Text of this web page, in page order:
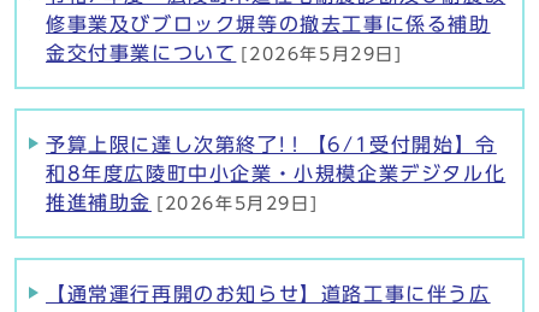
修事業及びブロック塀等の撤去工事に係る補助
金交付事業について
[2026年5月29日]
予算上限に達し次第終了!！【6/1受付開始】令
和8年度広陵町中小企業・小規模企業デジタル化
推進補助金
[2026年5月29日]
【通常運行再開のお知らせ】道路工事に伴う広